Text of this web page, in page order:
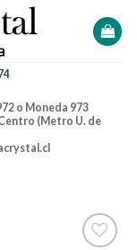
973
(Metro U. de